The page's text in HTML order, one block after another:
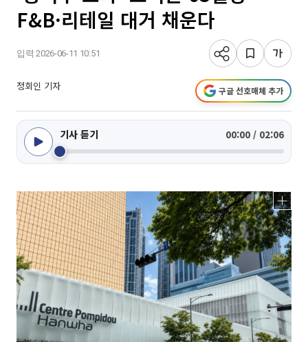
F&B·리테일 대거 채운다
입력 2026-06-11 10:51
정회인 기자 구글 선호매체 추가
기사 듣기 00:00 / 02:06